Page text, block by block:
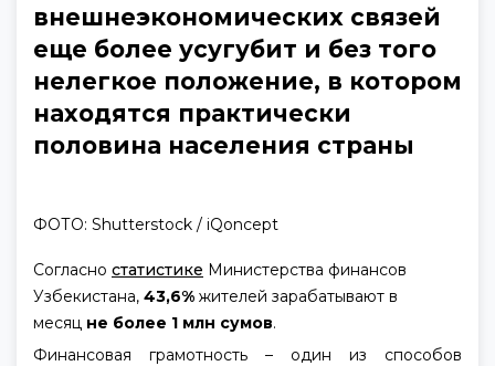
внешнеэкономических связей
еще более усугубит и без того
нелегкое положение, в котором
находятся практически
половина населения страны
ФОТО: Shutterstock / iQoncept
Согласно статистике Министерства финансов
Узбекистана, 43,6% жителей зарабатывают в
месяц не более 1 млн сумов.
Финансовая грамотность – один из способов